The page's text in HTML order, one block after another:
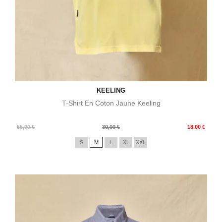
KEELING
T-Shirt En Coton Jaune Keeling
55,00 €
Prix
30,00 € 18,00 €
Prix
S M L XL XXL